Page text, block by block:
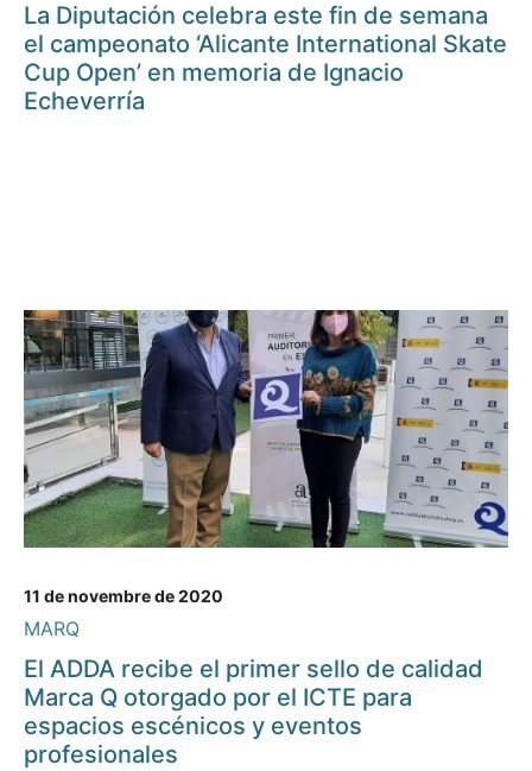
La Diputación celebra este fin de semana
el campeonato ‘Alicante International Skate
Cup Open’ en memoria de Ignacio
Echeverría
11 de novembre de 2020
MARQ
El ADDA recibe el primer sello de calidad
Marca Q otorgado por el ICTE para
espacios escénicos y eventos
profesionales